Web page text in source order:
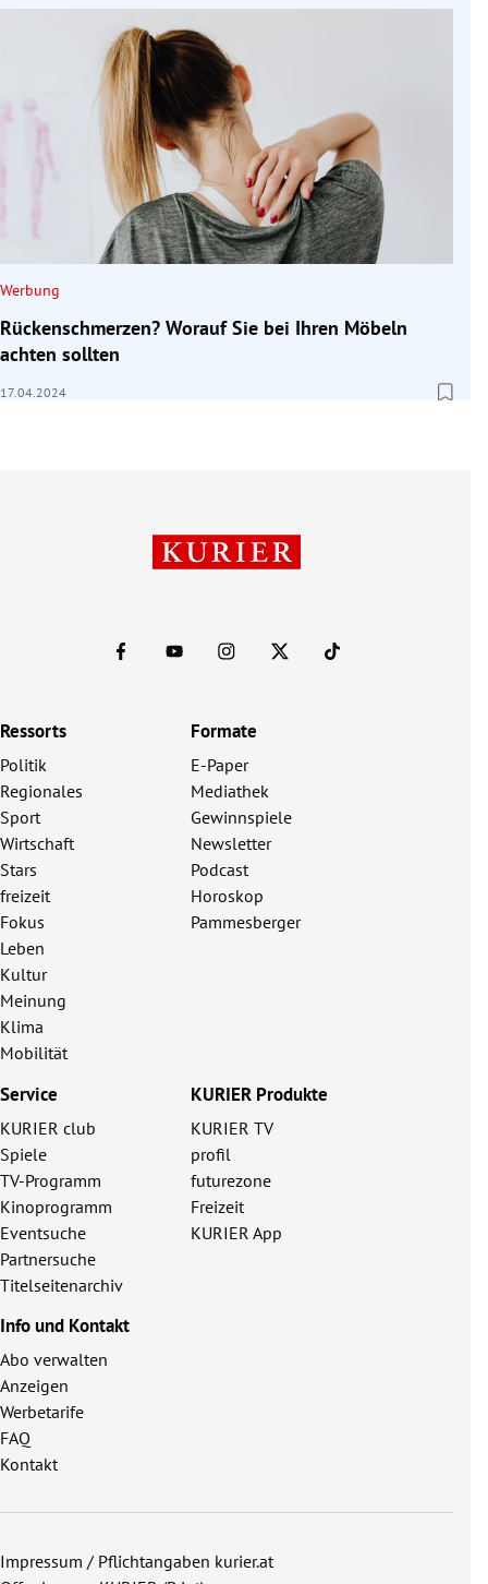
Werbung
Rückenschmerzen? Worauf Sie bei Ihren Möbeln
achten sollten
17.04.2024
Ressorts
Politik
Regionales
Sport
Wirtschaft
Stars
freizeit
Fokus
Leben
Kultur
Meinung
Klima
Mobilität
Formate
E-Paper
Mediathek
Gewinnspiele
Newsletter
Podcast
Horoskop
Pammesberger
Service
KURIER club
Spiele
TV-Programm
Kinoprogramm
Eventsuche
Partnersuche
Titelseitenarchiv
KURIER Produkte
KURIER TV
profil
futurezone
Freizeit
KURIER App
Info und Kontakt
Abo verwalten
Anzeigen
Werbetarife
FAQ
Kontakt
Impressum / Pflichtangaben kurier.at